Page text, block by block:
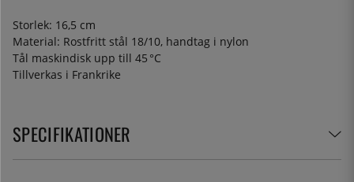
Storlek: 16,5 cm
Material: Rostfritt stål 18/10, handtag i nylon
Tål maskindisk upp till 45 °C
Tillverkas i Frankrike
SPECIFIKATIONER